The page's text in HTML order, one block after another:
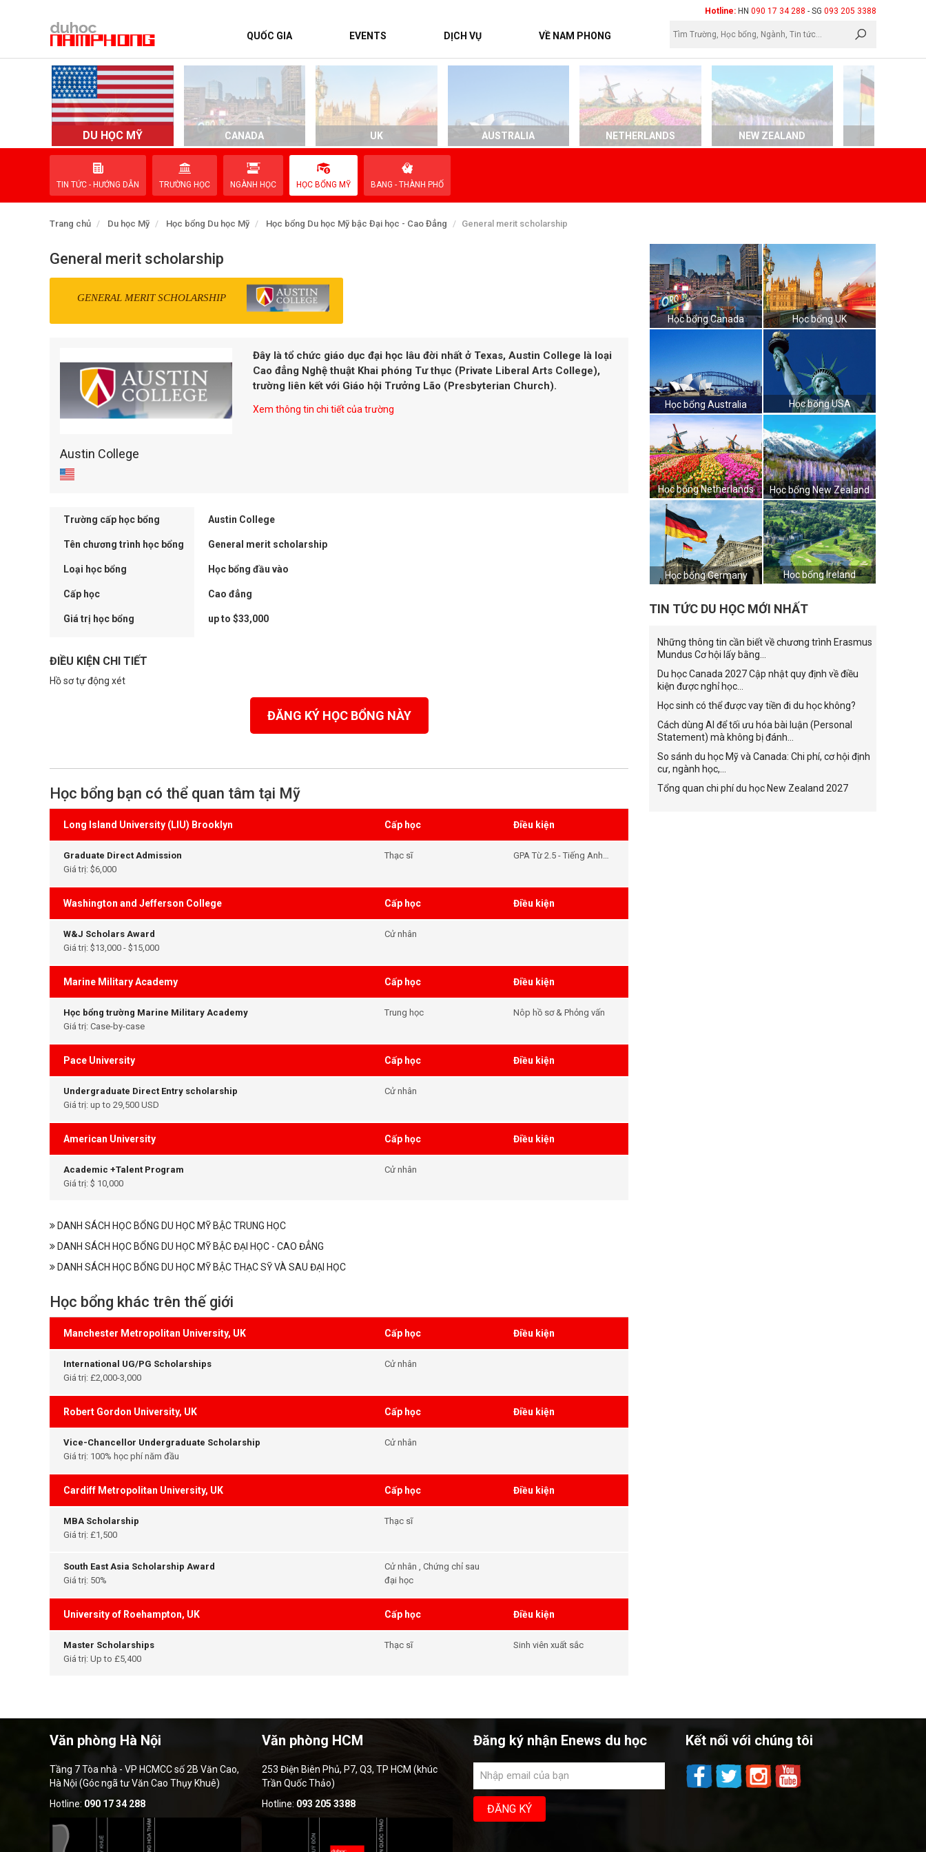
Hotline: HN 090 17 34 288 - SG 093 205 3388
QUỐC GIA EVENTS DỊCH VỤ VỀ NAM PHONG
DU HỌC MỸ CANADA UK AUSTRALIA NETHERLANDS NEW ZEALAND
TIN TỨC - HƯỚNG DẪN TRƯỜNG HỌC NGÀNH HỌC HỌC BỔNG MỸ BANG - THÀNH PHỐ
Trang chủ Du học Mỹ Học bổng Du học Mỹ Học bổng Du học Mỹ bậc Đại học - Cao Đẳng General merit scholarship
General merit scholarship
GENERAL MERIT SCHOLARSHIP
Austin College
Đây là tổ chức giáo dục đại học lâu đời nhất ở Texas, Austin College là loại
Cao đẳng Nghệ thuật Khai phóng Tư thục (Private Liberal Arts College),
trường liên kết với Giáo hội Trưởng Lão (Presbyterian Church).
Xem thông tin chi tiết của trường
Trường cấp học bổng Austin College
Tên chương trình học bổng General merit scholarship
Loại học bổng Học bổng đầu vào
Cấp học Cao đẳng
Giá trị học bổng up to $33,000
ĐIỀU KIỆN CHI TIẾT
Hồ sơ tự động xét
ĐĂNG KÝ HỌC BỔNG NÀY
Học bổng bạn có thể quan tâm tại Mỹ
Long Island University (LIU) Brooklyn Cấp học Điều kiện
Graduate Direct Admission
Giá trị: $6,000
Thạc sĩ
GPA Từ 2.5 - Tiếng Anh
Washington and Jefferson College Cấp học Điều kiện
W&J Scholars Award
Giá trị: $13,000 - $15,000
Cử nhân
Marine Military Academy Cấp học Điều kiện
Học bổng trường Marine Military Academy
Giá trị: Case-by-case
Trung học Nôp hồ sơ & Phỏng vấn
Pace University Cấp học Điều kiện
Undergraduate Direct Entry scholarship
Giá trị: up to 29,500 USD
Cử nhân
American University Cấp học Điều kiện
Academic +Talent Program
Giá trị: $ 10,000
Cử nhân
DANH SÁCH HỌC BỔNG DU HỌC MỸ BẬC TRUNG HỌC
DANH SÁCH HỌC BỔNG DU HỌC MỸ BẬC ĐẠI HỌC - CAO ĐẲNG
DANH SÁCH HỌC BỔNG DU HỌC MỸ BẬC THẠC SỸ VÀ SAU ĐẠI HỌC
Học bổng khác trên thế giới
Manchester Metropolitan University, UK Cấp học Điều kiện
International UG/PG Scholarships
Giá trị: £2,000-3,000
Cử nhân
Robert Gordon University, UK Cấp học Điều kiện
Vice-Chancellor Undergraduate Scholarship
Giá trị: 100% học phí năm đầu
Cử nhân
Cardiff Metropolitan University, UK Cấp học Điều kiện
MBA Scholarship
Giá trị: £1,500
Thạc sĩ
South East Asia Scholarship Award
Giá trị: 50%
Cử nhân , Chứng chỉ sau
đại học
University of Roehampton, UK Cấp học Điều kiện
Master Scholarships
Giá trị: Up to £5,400
Thạc sĩ Sinh viên xuất sắc
Học bổng Canada Học bổng UK
Học bổng Australia Học bổng USA
Học bổng Netherlands Học bổng New Zealand
Học bổng Germany Học bổng Ireland
TIN TỨC DU HỌC MỚI NHẤT
Những thông tin cần biết về chương trình Erasmus
Mundus Cơ hội lấy bằng...
Du học Canada 2027 Cập nhật quy định về điều
kiện được nghỉ học...
Học sinh có thể được vay tiền đi du học không?
Cách dùng AI để tối ưu hóa bài luận (Personal
Statement) mà không bị đánh...
So sánh du học Mỹ và Canada: Chi phí, cơ hội định
cư, ngành học,...
Tổng quan chi phí du học New Zealand 2027
Văn phòng Hà Nội
Tầng 7 Tòa nhà - VP HCMCC số 2B Văn Cao,
Hà Nội (Góc ngã tư Văn Cao Thụy Khuê)
Hotline: 090 17 34 288
Văn phòng HCM
253 Điện Biên Phủ, P7, Q3, TP HCM (khúc
Trần Quốc Thảo)
Hotline: 093 205 3388
Đăng ký nhận Enews du học Kết nối với chúng tôi
TRANG CHỦ
QUỐC GIA
EVENTS
LIÊN HỆ